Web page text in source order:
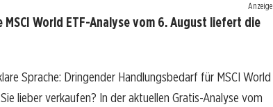
Anzeige
World ETF-Analyse vom 6. August liefert die
Sprache: Dringender Handlungsbedarf für MSCI World
lieber verkaufen? In der aktuellen Gratis-Analyse vom